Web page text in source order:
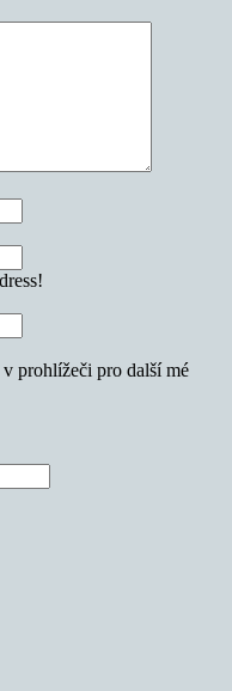
prohlížeči pro další mé